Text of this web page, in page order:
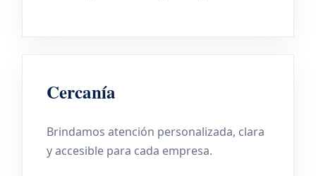
Cercanía
Brindamos atención personalizada, clara
y accesible para cada empresa.